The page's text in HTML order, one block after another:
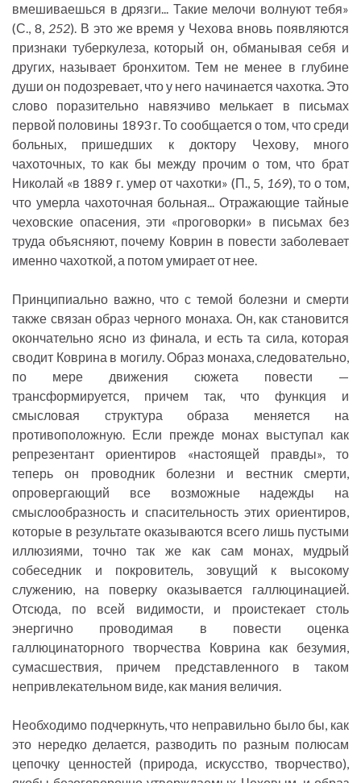
вмешиваешься в дрязги... Такие мелочи волнуют тебя»
(С., 8, 252). В это же время у Чехова вновь появляются
признаки туберкулеза, который он, обманывая себя и
других, называет бронхитом. Тем не менее в глубине
души он подозревает, что у него начинается чахотка. Это
слово поразительно навязчиво мелькает в письмах
первой половины 1893 г. То сообщается о том, что среди
больных, пришедших к доктору Чехову, много
чахоточных, то как бы между прочим о том, что брат
Николай «в 1889 г. умер от чахотки» (П., 5, 169), то о том,
что умерла чахоточная больная... Отражающие тайные
чеховские опасения, эти «проговорки» в письмах без
труда объясняют, почему Коврин в повести заболевает
именно чахоткой, а потом умирает от нее.
Принципиально важно, что с темой болезни и смерти
также связан образ черного монаха. Он, как становится
окончательно ясно из финала, и есть та сила, которая
сводит Коврина в могилу. Образ монаха, следовательно,
по мере движения сюжета повести —
трансформируется, причем так, что функция и
смысловая структура образа меняется на
противоположную. Если прежде монах выступал как
репрезентант ориентиров «настоящей правды», то
теперь он проводник болезни и вестник смерти,
опровергающий все возможные надежды на
смыслообразность и спасительность этих ориентиров,
которые в результате оказываются всего лишь пустыми
иллюзиями, точно так же как сам монах, мудрый
собеседник и покровитель, зовущий к высокому
служению, на поверку оказывается галлюцинацией.
Отсюда, по всей видимости, и проистекает столь
энергично проводимая в повести оценка
галлюцинаторного творчества Коврина как безумия,
сумасшествия, причем представленного в таком
непривлекательном виде, как мания величия.
Необходимо подчеркнуть, что неправильно было бы, как
это нередко делается, разводить по разным полюсам
цепочку ценностей (природа, искусство, творчество),